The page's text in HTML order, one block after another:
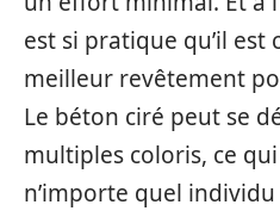
est si pratique qu’il est
meilleur revêtement
Le béton ciré peut se
multiples coloris, ce
n’importe quel